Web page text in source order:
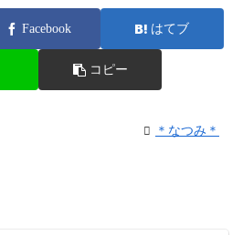
Facebook はてブ
コピー
＊なつみ＊